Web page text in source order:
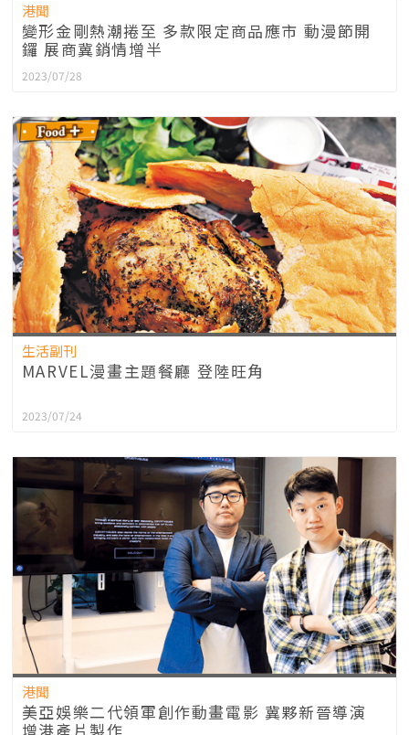
港聞
變形金剛熱潮捲至 多款限定商品應市 動漫節開
鑼 展商冀銷情增半
2023/07/28
生活副刊
MARVEL漫畫主題餐廳 登陸旺角
2023/07/24
港聞
美亞娛樂二代領軍創作動畫電影 冀夥新晉導演
增港產片製作